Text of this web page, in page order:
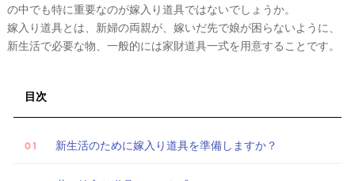
の中でも特に重要なのが嫁入り道具ではないでしょうか。
嫁入り道具とは、新婦の両親が、嫁いだ先で娘が困らないように、
新生活で必要な物、一般的には家財道具一式を用意することです。
目次
新生活のために嫁入り道具を準備しますか？
ポ